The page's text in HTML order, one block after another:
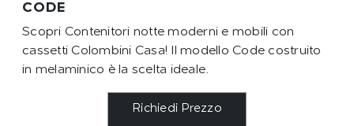
CODE
Scopri Contenitori notte moderni e mobili con
cassetti Colombini Casa! Il modello Code costruito
in melaminico è la scelta ideale.
Richiedi Prezzo